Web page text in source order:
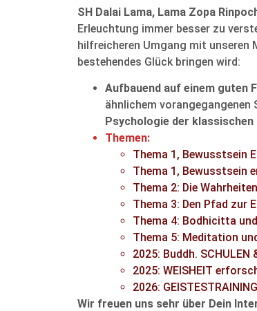
SH Dalai Lama, Lama Zopa
Erleuchtung immer besser zu
hilfreicheren Umgang mit unseren
bestehendes Glück bringen wird:
Aufbauend auf einem guten
ähnlichem
Psychologie der klassischen
Themen:
Thema 1, Bewusstsein
Thema 1, Bewusstsein
Thema 2: Die
Thema 3: Den Pfad zur
Thema 4: Bodhicitta
Thema 5: Meditation
2025: Buddh. SCHULEN
2025: WEISHEIT
2026:
Wir freuen uns sehr über Dein